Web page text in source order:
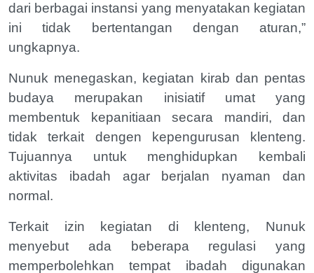
dari berbagai instansi yang menyatakan kegiatan
ini tidak bertentangan dengan aturan,”
ungkapnya.
Nunuk menegaskan, kegiatan kirab dan pentas
budaya merupakan inisiatif umat yang
membentuk kepanitiaan secara mandiri, dan
tidak terkait dengen kepengurusan klenteng.
Tujuannya untuk menghidupkan kembali
aktivitas ibadah agar berjalan nyaman dan
normal.
Terkait izin kegiatan di klenteng, Nunuk
menyebut ada beberapa regulasi yang
memperbolehkan tempat ibadah digunakan